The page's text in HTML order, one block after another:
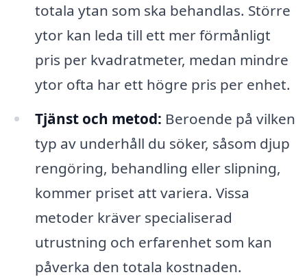
totala ytan som ska behandlas. Större
ytor kan leda till ett mer förmånligt
pris per kvadratmeter, medan mindre
ytor ofta har ett högre pris per enhet.
Tjänst och metod: Beroende på vilken
typ av underhåll du söker, såsom djup
rengöring, behandling eller slipning,
kommer priset att variera. Vissa
metoder kräver specialiserad
utrustning och erfarenhet som kan
påverka den totala kostnaden.